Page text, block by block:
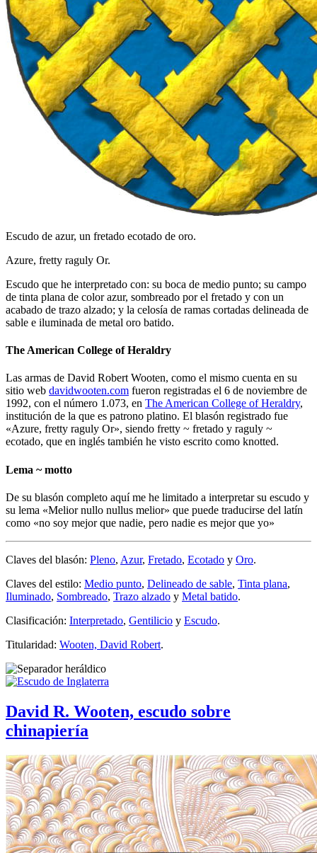
Escudo de azur, un fretado ecotado de oro.
Azure, fretty raguly Or.
Escudo que he interpretado con: su boca de medio punto; su campo
de tinta plana de color azur, sombreado por el fretado y con un
acabado de trazo alzado; y la celosía de ramas cortadas delineada de
sable e iluminada de metal oro batido.
The American College of Heraldry
Las armas de David Robert Wooten, como el mismo cuenta en su
sitio web davidwooten.com fueron registradas el 6 de noviembre de
1992, con el número 1.073, en The American College of Heraldry,
institución de la que es patrono platino. El blasón registrado fue
«Azure, fretty raguly Or», siendo fretty ~ fretado y raguly ~
ecotado, que en inglés también he visto escrito como knotted.
Lema ~ motto
De su blasón completo aquí me he limitado a interpretar su escudo y
su lema «Melior nullo nullus melior» que puede traducirse del latín
como «no soy mejor que nadie, pero nadie es mejor que yo»
Claves del blasón: Pleno, Azur, Fretado, Ecotado y Oro.
Claves del estilo: Medio punto, Delineado de sable, Tinta plana,
Iluminado, Sombreado, Trazo alzado y Metal batido.
Clasificación: Interpretado, Gentilicio y Escudo.
Titularidad: Wooten, David Robert.
David R. Wooten, escudo sobre
chinapiería